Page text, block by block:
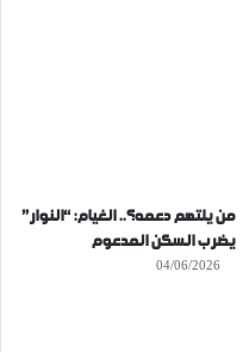
من يلتهم دعمه؟.. الغيام: “النوار”
يضرب السكن المدعوم
04/06/2026